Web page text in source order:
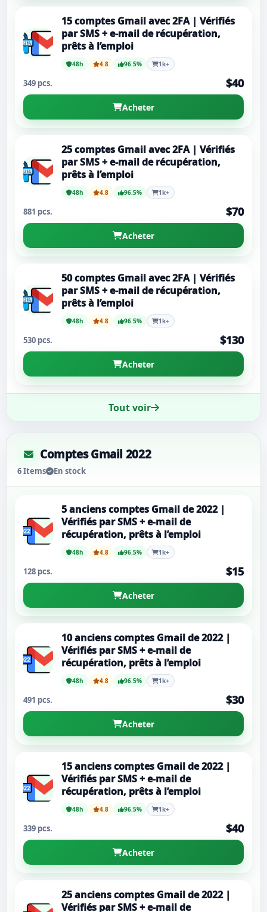
15 comptes Gmail avec 2FA | Vérifiés
par SMS + e-mail de récupération,
prêts à l’emploi
48h 4.8 96.5% 1k+
349 pcs. $40
Acheter
25 comptes Gmail avec 2FA | Vérifiés
par SMS + e-mail de récupération,
prêts à l’emploi
48h 4.8 96.5% 1k+
881 pcs. $70
Acheter
50 comptes Gmail avec 2FA | Vérifiés
par SMS + e-mail de récupération,
prêts à l’emploi
48h 4.8 96.5% 1k+
530 pcs. $130
Acheter
Tout voir
Comptes Gmail 2022
6 Items En stock
5 anciens comptes Gmail de 2022 |
Vérifiés par SMS + e-mail de
récupération, prêts à l’emploi
48h 4.8 96.5% 1k+
128 pcs. $15
Acheter
10 anciens comptes Gmail de 2022 |
Vérifiés par SMS + e-mail de
récupération, prêts à l’emploi
48h 4.8 96.5% 1k+
491 pcs. $30
Acheter
15 anciens comptes Gmail de 2022 |
Vérifiés par SMS + e-mail de
récupération, prêts à l’emploi
48h 4.8 96.5% 1k+
339 pcs. $40
Acheter
25 anciens comptes Gmail de 2022 |
Vérifiés par SMS + e-mail de